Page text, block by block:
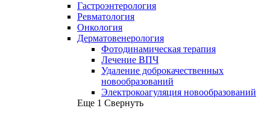
Гастроэнтерология
Ревматология
Онкология
Дерматовенерология
Фотодинамическая терапия
Лечение ВПЧ
Удаление доброкачественных
новообразований
Электрокоагуляция новообразований
Еще 1 Свернуть